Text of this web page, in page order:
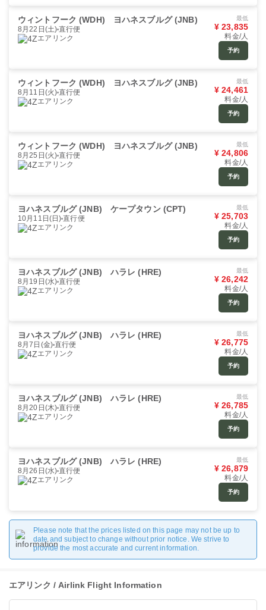
ウィントフーク (WDH) ヨハネスブルグ (JNB)
8月22日(土) 直行便
エアリンク
最低
¥ 23,835
料金/人
予約
ウィントフーク (WDH) ヨハネスブルグ (JNB)
8月11日(火) 直行便
エアリンク
最低
¥ 24,461
料金/人
予約
ウィントフーク (WDH) ヨハネスブルグ (JNB)
8月25日(火) 直行便
エアリンク
最低
¥ 24,806
料金/人
予約
ヨハネスブルグ (JNB) ケープタウン (CPT)
10月11日(日) 直行便
エアリンク
最低
¥ 25,703
料金/人
予約
ヨハネスブルグ (JNB) ハラレ (HRE)
8月19日(水) 直行便
エアリンク
最低
¥ 26,242
料金/人
予約
ヨハネスブルグ (JNB) ハラレ (HRE)
8月7日(金) 直行便
エアリンク
最低
¥ 26,775
料金/人
予約
ヨハネスブルグ (JNB) ハラレ (HRE)
8月20日(木) 直行便
エアリンク
最低
¥ 26,785
料金/人
予約
ヨハネスブルグ (JNB) ハラレ (HRE)
8月26日(水) 直行便
エアリンク
最低
¥ 26,879
料金/人
予約
Please note that the prices listed on this page may not be up to
date and subject to change without prior notice. We strive to
provide the most accurate and current information.
エアリンク / Airlink Flight Information